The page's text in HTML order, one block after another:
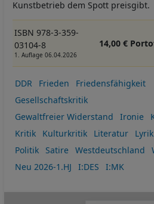
Kunstbetrieb dem Spott preisgibt.
ISBN 978-3-359-
03104-8
1. Auflage 06.04.2026
14,00 €
DDR Frieden
Friedensfähigkeit
Gesellschaftskritik
Gewaltfreier Widerstand
Ironie
Kritik
Kulturkritik Literatur Lyrik
Politik
Satire Westdeutschland
Neu 2026-1.HJ
I:DES I:MK